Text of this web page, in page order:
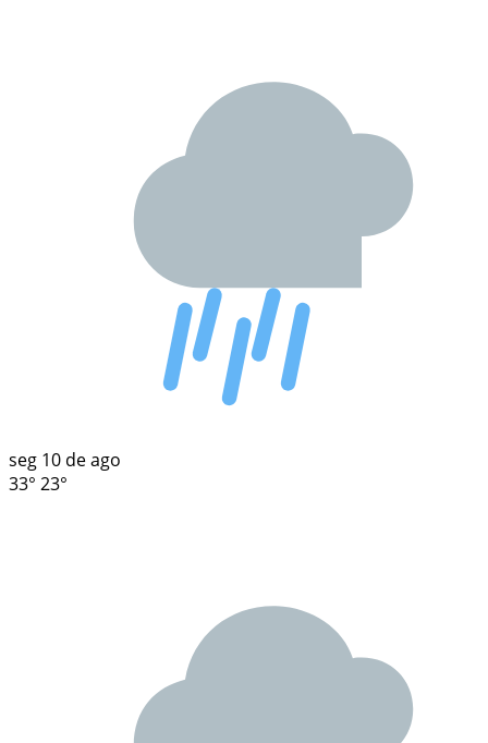
seg 10 de ago
33° 23°